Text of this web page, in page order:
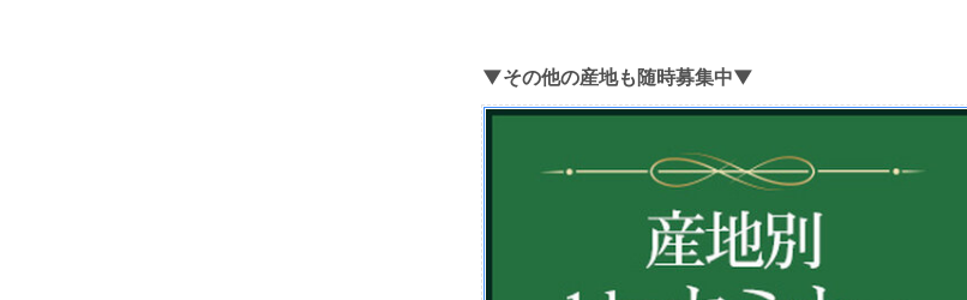
▼その他の産地も随時募集中▼